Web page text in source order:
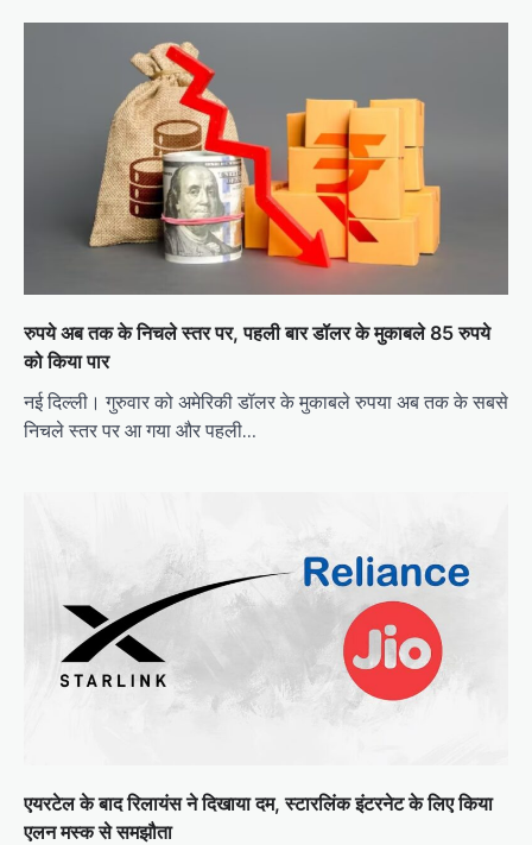
रुपये अब तक के निचले स्तर पर, पहली बार डॉलर के मुकाबले 85 रुपये
को किया पार
नई दिल्ली। गुरुवार को अमेरिकी डॉलर के मुकाबले रुपया अब तक के सबसे
निचले स्तर पर आ गया और पहली…
एयरटेल के बाद रिलायंस ने दिखाया दम, स्टारलिंक इंटरनेट के लिए किया
एलन मस्क से समझौता